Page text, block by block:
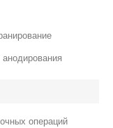
операций